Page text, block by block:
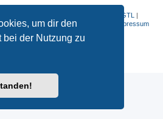
um dir den
bei der Nutzung zu
K 1600 GTL
|
|F 800 R |Datenschutzerklärung Impressum
® Forum Software © phpBB Limited
durch